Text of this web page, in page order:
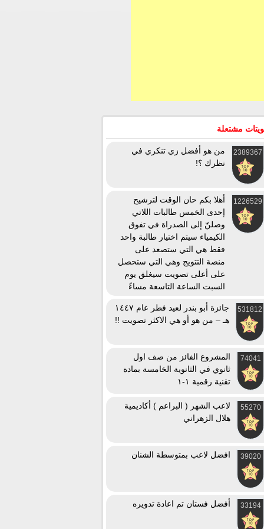
مشتعلة
2389367
من هو أفضل زي تنكري في
نظرك ؟!
1226529
أهلا بكم حان الوقت لترشيح
إحدى الخمس طالبات اللاتي
وصلنّ إلى الصدراة في تفوق
الكيمياء سيتم اختيار طالبة واحد
فقط هي التي ستصعد على
منصة التتويج وهي التي ستحصل
على أعلى تصويت سيغلق يوم
السبت الساعة التاسعة مساءً
531812
جائزة أبو بندر لعيد فطر عام ١٤٤٧
هـ – من هو أو هي الاكثر تصويت !!
74041
المشروع الفائز من صف اول
ثانوي في الثانوية الخامسة بمادة
تقنية رقمية ١-١
55270
لاعب الشهر ( البراعم ) أكاديمية
هلال الزهراني
39020 افضل لاعب بمتوسطة الشنان
33194 أفضل فستان تم اعادة تدويره